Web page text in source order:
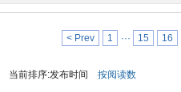
< Prev 1 ··· 15 16
当前排序:发布时间 按阅读数